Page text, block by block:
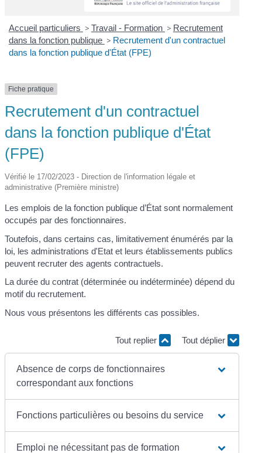
Accueil particuliers > Travail - Formation > Recrutement
dans la fonction publique > Recrutement d'un contractuel
dans la fonction publique d'État (FPE)
Fiche pratique
Recrutement d'un contractuel
dans la fonction publique d'État
(FPE)
Vérifié le 17/02/2023 - Direction de l'information légale et
administrative (Première ministre)
Les emplois de la fonction publique d’État sont normalement
occupés par des fonctionnaires.
Toutefois, dans certains cas, limitativement énumérés par la
loi, les administrations d'Etat et leurs établissements publics
peuvent recruter des agents contractuels.
La durée du contrat (déterminée ou indéterminée) dépend du
motif du recrutement.
Nous vous présentons les différents cas possibles.
Tout replier Tout déplier
Absence de corps de fonctionnaires
correspondant aux fonctions
Fonctions particulières ou besoins du service
Emploi ne nécessitant pas de formation